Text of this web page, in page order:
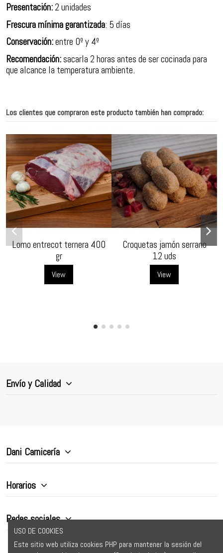
Presentación: 2 unidades
Frescura mínima garantizada: 5 días
Conservación:entre 0º y 4º
Recomendación:sacarla 2 horas antes de ser cocinada para
que alcance la temperatura ambiente.
Los clientes que compraron este producto también han comprado:
Lomo entrecot ternera 400
gr
View
Croquetas jamón serrano
12 uds
View
Envío y Calidad
Dani Carnicería
Horarios
Redes sociales
USO DE COOKIES
Este sitio web utiliza cookies PHP para mantener la sesión del